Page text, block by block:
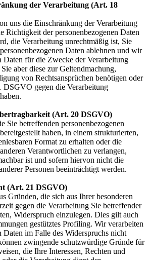
der Verarbeitung (Art. 18
uns die Einschränkung der Verarbeitung
Richtigkeit der personenbezogenen Daten
die Verarbeitung unrechtmäßig ist, Sie
Daten ablehnen und wir
Daten für die Zwecke der Verarbeitung
aber diese zur Geltendmachung,
von Rechtsansprüchen benötigen oder
DSGVO gegen die Verarbeitung
(Art. 20 DSGVO)
Sie betreffenden personenbezogenen
haben, in einem strukturierten,
Format zu erhalten oder die
Verantwortlichen zu verlangen,
ist und sofern hiervon nicht die
Personen beeinträchtigt werden.
(Art. 21 DSGVO)
Gründen, die sich aus Ihrer besonderen
gegen die Verarbeitung Sie betreffender
Widerspruch einzulegen. Dies gilt auch
gestütztes Profiling. Wir verarbeiten
Daten im Falle des Widerspruchs nicht
zwingende schutzwürdige Gründe für
die Ihre Interessen, Rechten und